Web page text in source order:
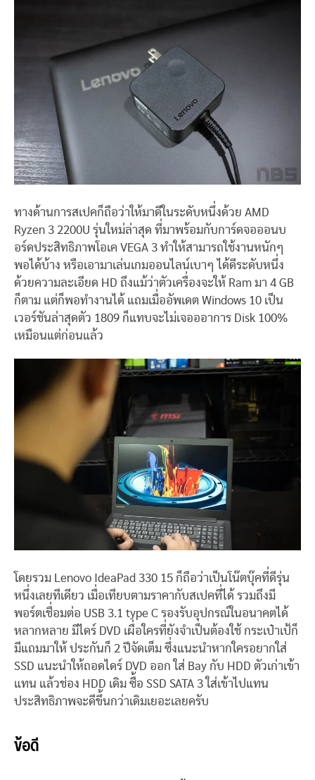
ทางด้านการสเปคก็ถือว่าให้มาดีในระดับหนึ่งด้วย AMD
Ryzen 3 2200U รุ่นใหม่ล่าสุด ที่มาพร้อมกับการ์ดจอออนบ
อร์ดประสิทธิภาพโอเค VEGA 3 ทำให้สามารถใช้งานหนักๆ
พอได้บ้าง หรือเอามาเล่นเกมออนไลน์เบาๆ ได้ดีระดับหนึ่ง
ด้วยความละเอียด HD ถึงแม้ว่าตัวเครื่องจะให้ Ram มา 4 GB
ก็ตาม แต่ก็พอทำงานได้ แถมเมื่ออัพเดต Windows 10 เป็น
เวอร์ชันล่าสุดตัว 1809 ก็แทบจะไม่เจอออาการ Disk 100%
เหมือนแต่ก่อนแล้ว
โดยรวม Lenovo IdeaPad 330 15 ก็ถือว่าเป็นโน๊ตบุ๊คที่ดีรุ่น
หนึ่งเลยทีเดียว เมื่อเทียบตามราคากับสเปคที่ได้ รวมถึงมี
พอร์ตเชื่อมต่อ USB 3.1 type C รองรับอุปกรณ์ในอนาคตได้
หลากหลาย มีไดร์ DVD เผื่อใครที่ยังจำเป็นต้องใช้ กระเป๋าเป้ก็
มีแถมมาให้ ประกันก็ 2 ปีจัดเต็ม ซึ่งแนะนำหากใครอยากใส่
SSD แนะนำให้ถอดไดร์ DVD ออก ใส่ Bay กับ HDD ตัวเก่าเข้า
แทน แล้วช่อง HDD เดิม ซื้อ SSD SATA 3 ใส่เข้าไปแทน
ประสิทธิภาพจะดีขึ้นกว่าเดิมเยอะเลยครับ
ข้อดี